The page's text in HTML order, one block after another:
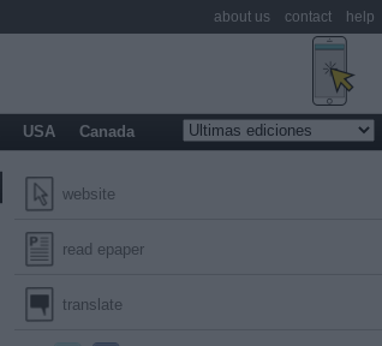
USA Canada
website
read epaper
translate
about us contact help